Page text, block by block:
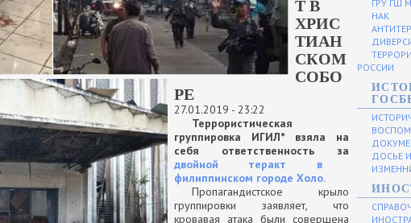
Т В
ХРИС
ТИАН
СКОМ
СОБО
РЕ
27.01.2019 - 23:22
Террористическая
группировка ИГИЛ* взяла на
себя ответственность за
двойной теракт в
филиппинском городе Холо.
Пропагандистское крыло
группировки заявляет, что
кровавая атака были совершена
ГРУ ГШ
НАК
РОССИИ
ДОСЬЕ